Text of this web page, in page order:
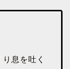
息を吐く